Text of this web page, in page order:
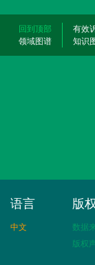
回到顶部 有效
领域图谱
知识
语言
中文
版权
数据
版权